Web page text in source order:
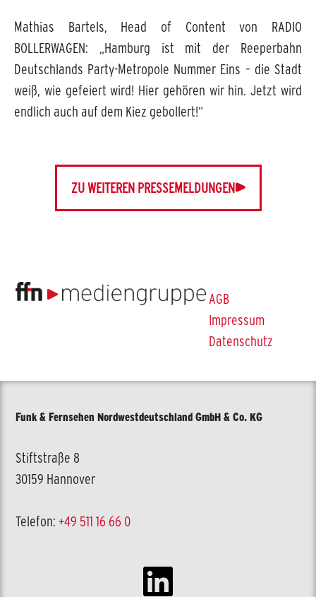
Mathias Bartels, Head of Content von RADIO
BOLLERWAGEN: „Hamburg ist mit der Reeperbahn
Deutschlands Party-Metropole Nummer Eins – die Stadt
weiß, wie gefeiert wird! Hier gehören wir hin. Jetzt wird
endlich auch auf dem Kiez gebollert!“
ZU WEITEREN PRESSEMELDUNGEN
AGB
Impressum
Datenschutz
Funk & Fernsehen Nordwestdeutschland GmbH & Co. KG
Stiftstraße 8
30159 Hannover
Telefon: +49 511 16 66 0